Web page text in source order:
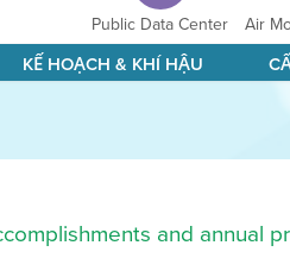
Public Data Center Air
KẾ HOẠCH & KHÍ HẬU
and annual